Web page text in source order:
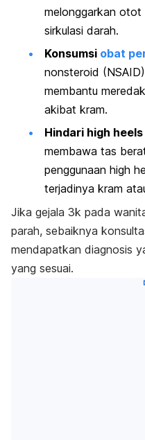
melonggarkan otot
sirkulasi darah.
Konsumsi obat
nonsteroid
membantu
akibat kram.
Hindari high heels
membawa tas
penggunaan high
terjadinya kram
Jika gejala 3k pada
parah, sebaiknya
mendapatkan diagnosis
yang sesuai.